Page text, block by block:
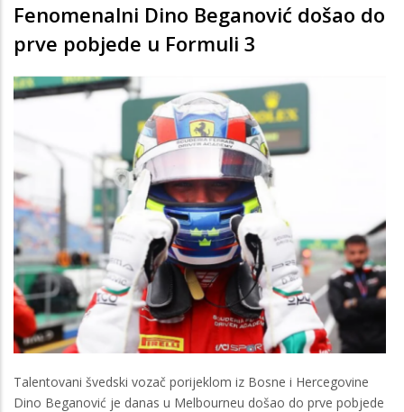
Fenomenalni Dino Beganović došao do
prve pobjede u Formuli 3
Talentovani švedski vozač porijeklom iz Bosne i Hercegovine
Dino Beganović je danas u Melbourneu došao do prve pobjede